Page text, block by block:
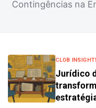
Contingências na
CLOB
Jurídico